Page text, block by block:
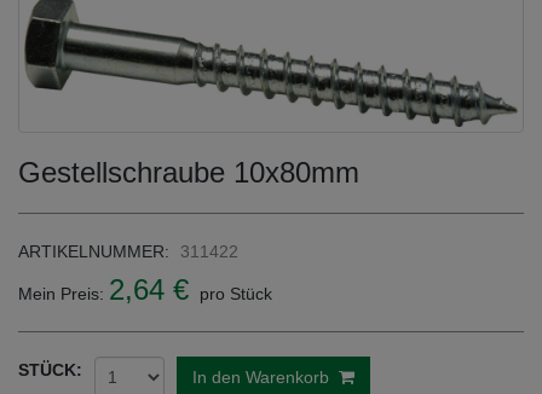
Gestellschraube 10x80mm
ARTIKELNUMMER: 311422
Mein Preis: 2,64 € pro Stück
STÜCK: In den Warenkorb